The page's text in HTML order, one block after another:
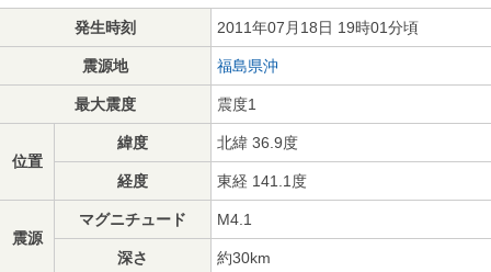
発生時刻 2011年07月18日 19時01分頃
震源地 福島県沖
最大震度 震度1
位置
緯度 北緯 36.9度
経度 東経 141.1度
震源
マグニチュード M4.1
深さ 約30km